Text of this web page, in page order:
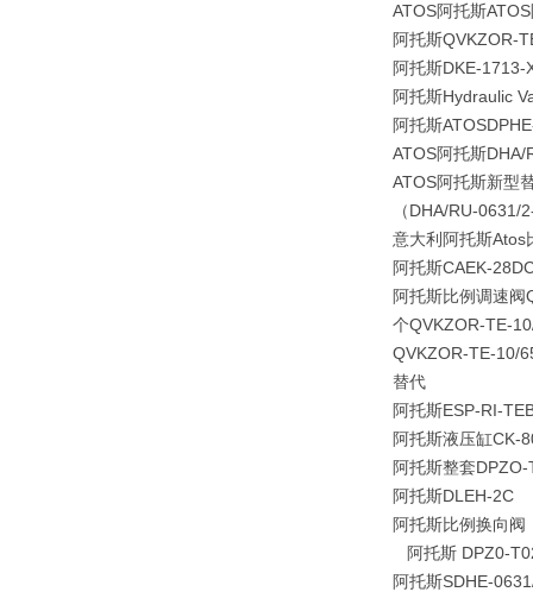
ATOS阿托斯
阿托斯QVKZOR-
阿托斯DKE-
阿托斯Hydraulic
阿托斯ATOS
ATOS阿托斯
ATOS阿托斯新型
（DHA/RU-
意大利阿托斯
阿托斯CAEK-
阿托斯比例调速
个QVKZOR-TE-
QVKZOR-TE-10/
替代
阿托斯ESP-RI-
阿托斯液压缸CK-
阿托斯整套
阿托斯DLEH-2C
阿托斯比例换向阀
阿托斯
阿托斯SDHE-